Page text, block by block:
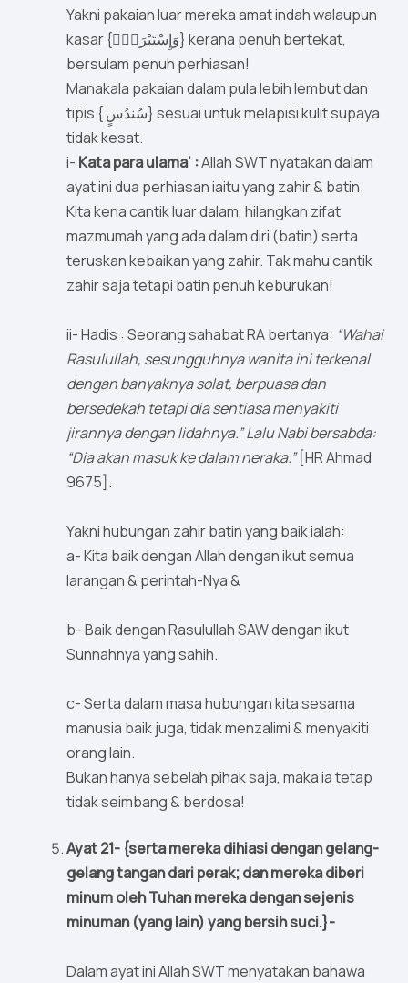
Yakni pakaian luar mereka amat indah walaupun
kasar {وَإِسْتَبْرَقٌۭ} kerana penuh bertekat,
bersulam penuh perhiasan!
Manakala pakaian dalam pula lebih lembut dan
tipis { سُندُسٍ} sesuai untuk melapisi kulit supaya
tidak kesat.
i- Kata para ulama’ :Allah SWT nyatakan dalam
ayat ini dua perhiasan iaitu yang zahir & batin.
Kita kena cantik luar dalam, hilangkan zifat
mazmumah yang ada dalam diri (batin) serta
teruskan kebaikan yang zahir. Tak mahu cantik
zahir saja tetapi batin penuh keburukan!
ii- Hadis : Seorang sahabat RA bertanya: “Wahai
Rasulullah, sesungguhnya wanita ini terkenal
dengan banyaknya solat, berpuasa dan
bersedekah tetapi dia sentiasa menyakiti
jirannya dengan lidahnya.” Lalu Nabi bersabda:
“Dia akan masuk ke dalam neraka.”[HR Ahmad
9675].
Yakni hubungan zahir batin yang baik ialah:
a- Kita baik dengan Allah dengan ikut semua
larangan & perintah-Nya &
b- Baik dengan Rasulullah SAW dengan ikut
Sunnahnya yang sahih.
c- Serta dalam masa hubungan kita sesama
manusia baik juga, tidak menzalimi & menyakiti
orang lain.
Bukan hanya sebelah pihak saja, maka ia tetap
tidak seimbang & berdosa!
Ayat 21- {serta mereka dihiasi dengan gelang-
gelang tangan dari perak; dan mereka diberi
minum oleh Tuhan mereka dengan sejenis
minuman (yang lain) yang bersih suci.}-
Dalam ayat ini Allah SWT menyatakan bahawa